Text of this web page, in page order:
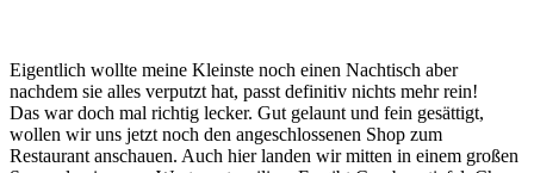
Eigentlich wollte meine Kleinste noch einen Nachtisch aber
nachdem sie alles verputzt hat, passt definitiv nichts mehr rein!
Das war doch mal richtig lecker. Gut gelaunt und fein gesättigt,
wollen wir uns jetzt noch den angeschlossenen Shop zum
Restaurant anschauen. Auch hier landen wir mitten in einem großen